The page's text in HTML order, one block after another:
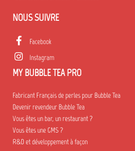
NOUS SUIVRE
Facebook
Instagram
MY BUBBLE TEA PRO
Fabricant Français de perles pour Bubble Tea
Devenir revendeur Bubble Tea
Vous êtes un bar, un restaurant ?
Vous êtes une GMS ?
R&D et développement à façon